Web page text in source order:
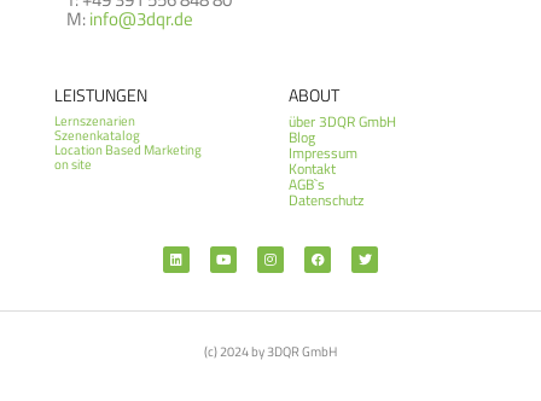
M:info@3dqr.de
LEISTUNGEN
Lernszenarien
Szenenkatalog
Location Based Marketing
on site
ABOUT
über 3DQR GmbH
Blog
Impressum
Kontakt
AGB`s
Datenschutz
(c) 2024 by 3DQR GmbH